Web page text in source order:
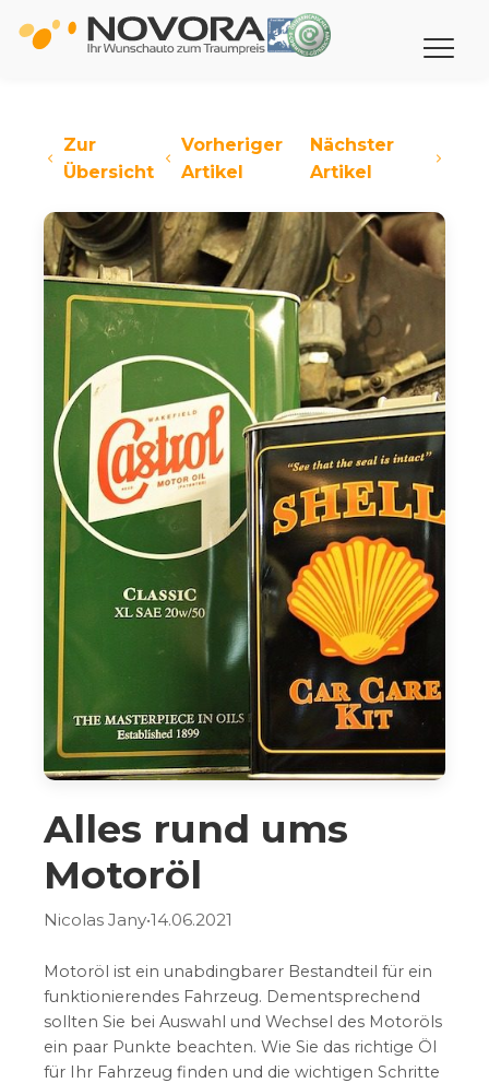
Zur
Übersicht
Vorheriger
Artikel
Nächster
Artikel
Alles rund ums
Motoröl
Nicolas Jany•14.06.2021
Motoröl ist ein unabdingbarer Bestandteil für ein
funktionierendes Fahrzeug. Dementsprechend
sollten Sie bei Auswahl und Wechsel des Motoröls
ein paar Punkte beachten. Wie Sie das richtige Öl
für Ihr Fahrzeug finden und die wichtigen Schritte